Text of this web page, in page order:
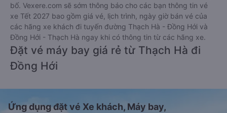
bố. Vexere.com sẽ sớm thông báo cho các bạn thông tin vé
xe Tết 2027 bao gồm giá vé, lịch trình, ngày giờ bán vé của
các hãng xe khách đi tuyến đường Thạch Hà - Đồng Hới và
Đồng Hới - Thạch Hà ngay khi có thông tin từ các hãng xe.
Đặt vé máy bay giá rẻ từ Thạch Hà đi
Đồng Hới
Ứng dụng đặt vé Xe khách, Máy bay,